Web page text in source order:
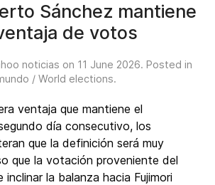
Sánchez mantiene
de votos
noticias on 11 June 2026. Posted in
/ World elections.
ventaja que mantiene el
día consecutivo, los
que la definición será muy
que la votación proveniente del
inclinar la balanza hacia Fujimori